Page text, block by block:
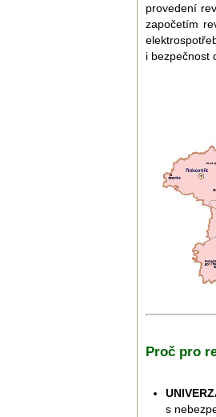
provedení
započetím
i bezpečnost
Proč pro
s